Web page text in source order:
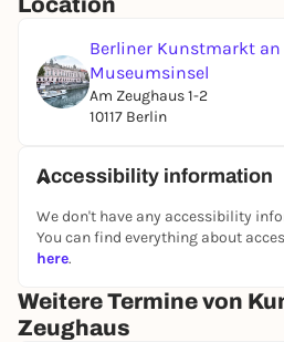
Berliner Kunstmarkt an
Museumsinsel
Am Zeughaus 1-2
10117 Berlin
Accessibility information
We don't have any accessibility
You can find everything about
here.
Weitere Termine von
Zeughaus